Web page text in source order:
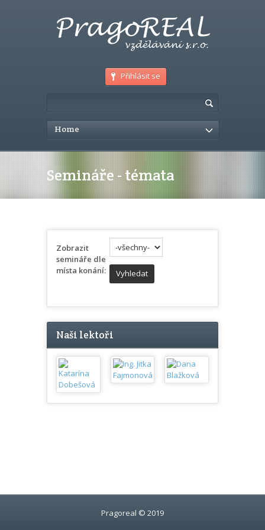
Přihlásit se
Home
Semináře - témata
Zobrazit
semináře dle
místa konání:
Naši lektoři
Pragoreal © 2019